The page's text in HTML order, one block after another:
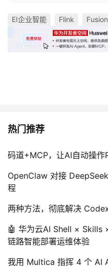
EI企业智能 Flink
热门推荐
码道+MCP，让AI自动操
OpenClaw 对接
程
两种方法，彻底解决
🤖 华为云AI Shell × Skills
链路智能部署运维体验
我用 Multica 指挥 4 个 AI